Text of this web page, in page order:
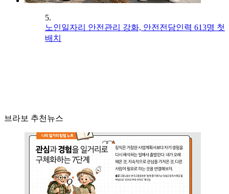
5.
노인일자리 안전관리 강화, 안전전담인력 613명 첫
배치
브라보 추천뉴스